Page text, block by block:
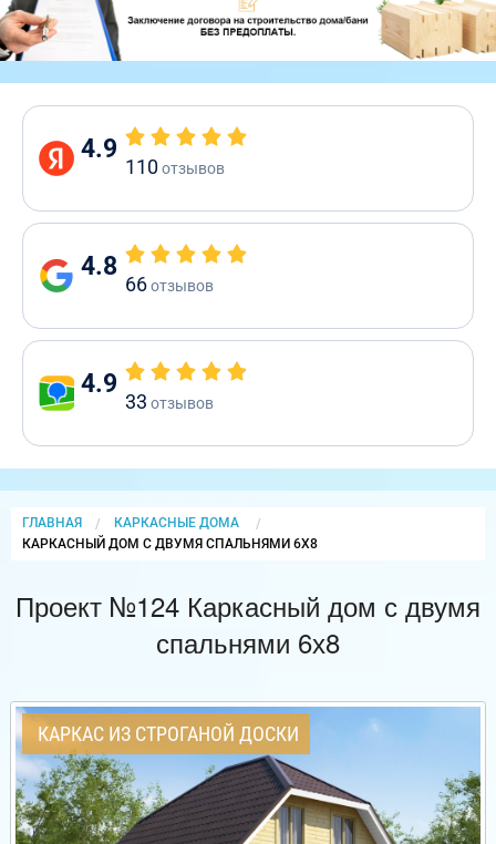
4.9
110отзывов
4.8
66отзывов
4.9
33 отзывов
ГЛАВНАЯ
КАРКАСНЫЕ ДОМА
CURRENT:
КАРКАСНЫЙ ДОМ С ДВУМЯ СПАЛЬНЯМИ 6Х8
Проект №124 Каркасный дом с двумя
спальнями 6х8
КАРКАС ИЗ СТРОГАНОЙ ДОСКИ